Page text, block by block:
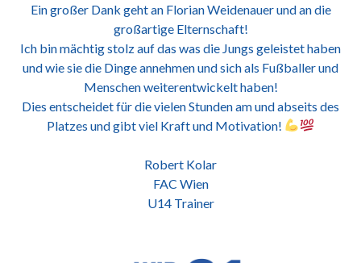
Ein großer Dank geht an Florian Weidenauer und an die
großartige Elternschaft!
Ich bin mächtig stolz auf das was die Jungs geleistet haben
und wie sie die Dinge annehmen und sich als Fußballer und
Menschen weiterentwickelt haben!
Dies entscheidet für die vielen Stunden am und abseits des
Platzes und gibt viel Kraft und Motivation!
Robert Kolar
FAC Wien
U14 Trainer